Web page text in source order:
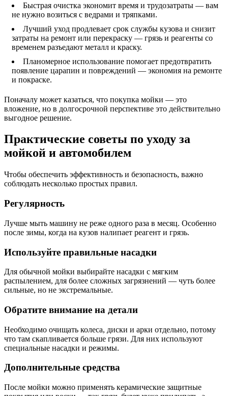
Быстрая очистка экономит время и трудозатраты — вам
не нужно возиться с ведрами и тряпками.
Лучший уход продлевает срок службы кузова и снизит
затраты на ремонт или перекраску — грязь и реагенты со
временем разъедают металл и краску.
Планомерное использование помогает предотвратить
появление царапин и повреждений — экономия на ремонте
и покраске.
Поначалу может казаться, что покупка мойки — это
вложение, но в долгосрочной перспективе это действительно
выгодное решение.
Практические советы по уходу за
мойкой и автомобилем
Чтобы обеспечить эффективность и безопасность, важно
соблюдать несколько простых правил.
Регулярность
Лучше мыть машину не реже одного раза в месяц. Особенно
после зимы, когда на кузов налипает реагент и грязь.
Используйте правильные насадки
Для обычной мойки выбирайте насадки с мягким
распылением, для более сложных загрязнений — чуть более
сильные, но не экстремальные.
Обратите внимание на детали
Необходимо очищать колеса, диски и арки отдельно, потому
что там скапливается больше грязи. Для них используют
специальные насадки и режимы.
Дополнительные средства
После мойки можно применять керамические защитные